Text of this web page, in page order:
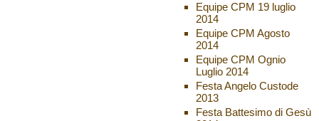
Equipe CPM 19 luglio
2014
Equipe CPM Agosto
2014
Equipe CPM Ognio
Luglio 2014
Festa Angelo Custode
2013
Festa Battesimo di Gesù